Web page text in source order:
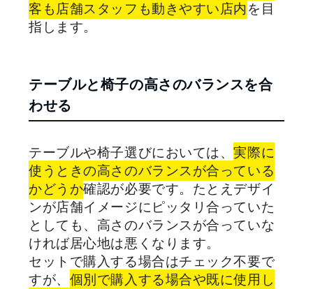
客も店舗スタッフも動きやすい店内 を目
指します。
テーブルと椅子の高さのバランスを合
わせる
テーブルや椅子選びにおいては、実際に
使うときの高さのバランスが合っている
かどうか確認が必要です。たとえデザイ
ンが店舗イメージにピッタリ合っていた
としても、高さのバランスが合っていな
ければ居心地は悪くなります。
セットで購入する場合はチェック不要で
すが、 個別で購入する場合や既に使用し